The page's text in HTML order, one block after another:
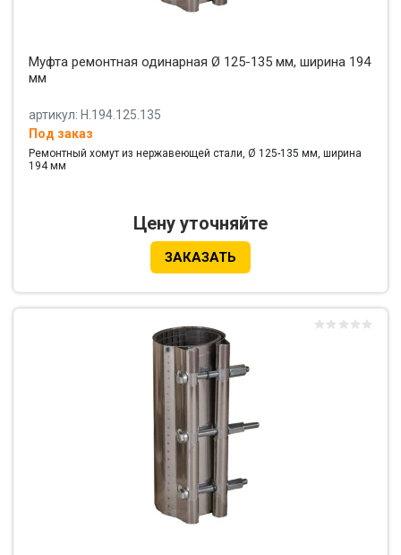
Муфта ремонтная одинарная Ø 125-135 мм, ширина 194
мм
артикул: Н.194.125.135
Под заказ
Ремонтный хомут из нержавеющей стали, Ø 125-135 мм, ширина
194 мм
Цену уточняйте
ЗАКАЗАТЬ